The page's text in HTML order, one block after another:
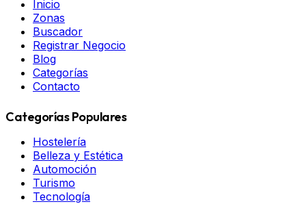
Inicio
Zonas
Buscador
Registrar Negocio
Blog
Categorías
Contacto
Categorías Populares
Hostelería
Belleza y Estética
Automoción
Turismo
Tecnología